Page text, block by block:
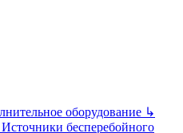
оборудование ↳
Источники бесперебойного